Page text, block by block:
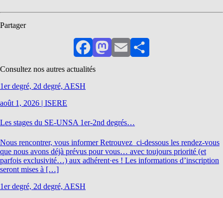
Partager
FacebookMastodon
EmailPartager
Consultez nos autres actualités
1er degré, 2d degré, AESH
août 1, 2026 | ISERE
Les stages du SE-UNSA 1er-2nd degrés…
Nous rencontrer, vous informer Retrouvez ci-dessous les rendez-vous
que nous avons déjà prévus pour vous… avec toujours priorité (et
parfois exclusivité…) aux adhérent·es ! Les informations d’inscription
seront mises à […]
1er degré, 2d degré, AESH